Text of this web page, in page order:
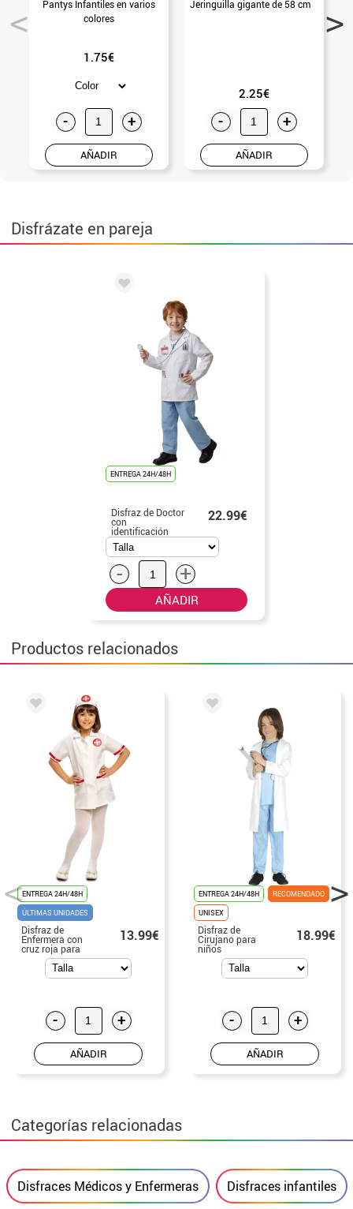
Pantys Infantiles en varios
colores
1.75€
- +
AÑADIR
Jeringuilla gigante de 58 cm
2.25€
- +
AÑADIR
Disfrázate en pareja
ENTREGA 24H/48H
Disfraz de Doctor
con
identificación
para niño
22.99€
- +
AÑADIR
Productos relacionados
ENTREGA 24H/48H
ÚLTIMAS UNIDADES
Disfraz de
Enfermera con
cruz roja para
13.99€
- +
AÑADIR
ENTREGA 24H/48H
RECOMENDADO
UNISEX
Disfraz de
Cirujano para
niños
18.99€
- +
AÑADIR
Categorías relacionadas
Disfraces Médicos y Enfermeras Disfraces infantiles